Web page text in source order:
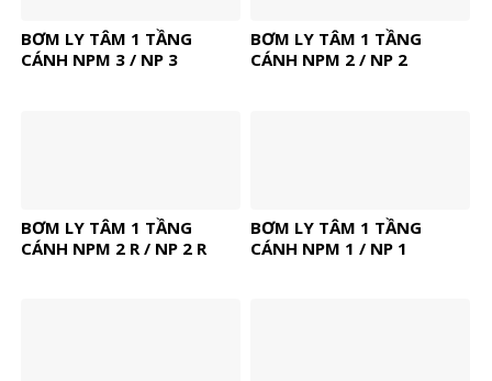
BƠM LY TÂM 1 TẦNG
CÁNH NPM 3 / NP 3
BƠM LY TÂM 1 TẦNG
CÁNH NPM 2 / NP 2
BƠM LY TÂM 1 TẦNG
CÁNH NPM 2 R / NP 2 R
BƠM LY TÂM 1 TẦNG
CÁNH NPM 1 / NP 1